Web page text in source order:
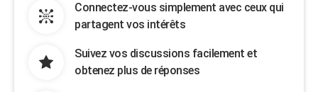
Connectez-vous simplement avec ceux qui
partagent vos intérêts
Suivez vos discussions facilement et
obtenez plus de réponses